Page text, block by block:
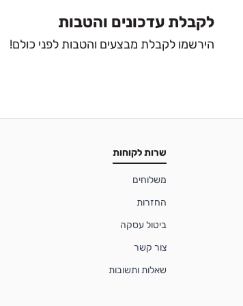
לקבלת עדכונים והטבות
הירשמו לקבלת מבצעים והטבות לפני כולם!
שרות לקוחות
משלוחים
החזרות
ביטול עסקה
צור קשר
שאלות ותשובות